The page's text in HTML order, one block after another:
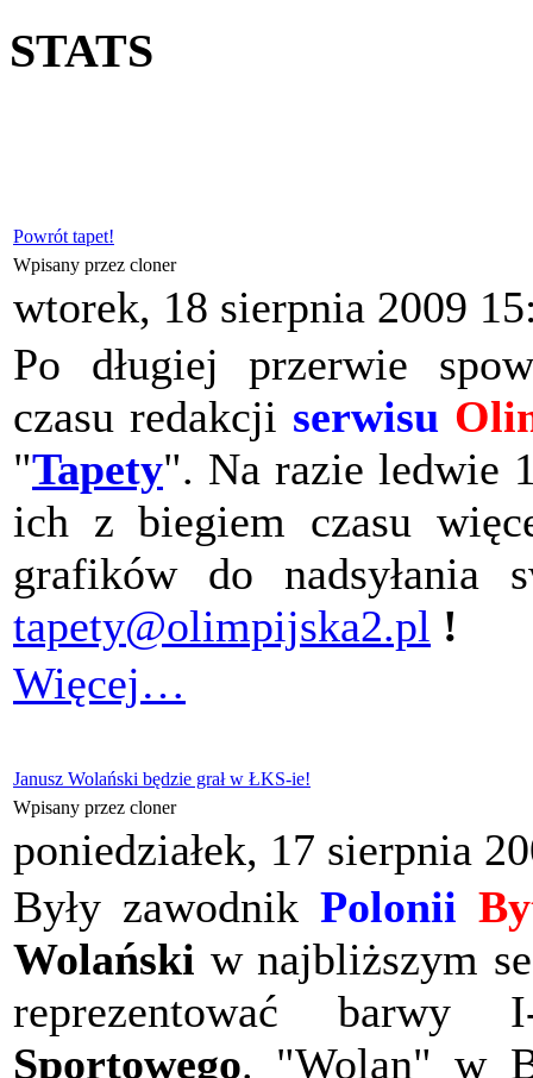
STATS
Powrót tapet!
Wpisany przez cloner
wtorek, 18 sierpnia 2009
Po długiej przerwie
czasu redakcji serwisu
"Tapety". Na razie ledwie
ich z biegiem czasu
grafików do nadsyłania
tapety@olimpijska2.pl !
Więcej…
Janusz Wolański będzie grał w ŁKS-ie!
Wpisany przez cloner
poniedziałek, 17 sierpnia
Były zawodnik Polonii
Wolański w najbliższym
reprezentować barwy
Sportowego. "Wolan" w